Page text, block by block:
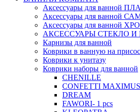
Аксессуары для ванной
Аксессуары для ванной
Аксессуары для ванной
АКСЕССУАРЫ СТЕКЛО И
Карнизы для ванной
Коврики в ванную на
Коврики к унитазу
Коврики наборы для ванной
CHENILLE
CONFETTI
DREAM
FAWORI- 1 pcs